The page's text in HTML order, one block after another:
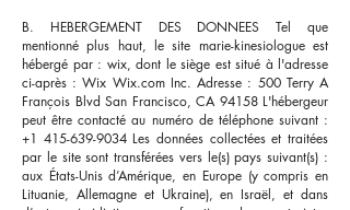
B. HEBERGEMENT DES DONNEES Tel que
mentionné plus haut, le site marie-kinesiologue est
hébergé par : wix, dont le siège est situé à l'adresse
ci-après : Wix Wix.com Inc. Adresse : 500 Terry A
François Blvd San Francisco, CA 94158 L'hébergeur
peut être contacté au numéro de téléphone suivant :
+1 415-639-9034Les données collectées et traitées
par le site sont transférées vers le(s) pays suivant(s) :
aux États-Unis d’Amérique, en Europe (y compris en
Lituanie, Allemagne et Ukraine), en Israël, et dans